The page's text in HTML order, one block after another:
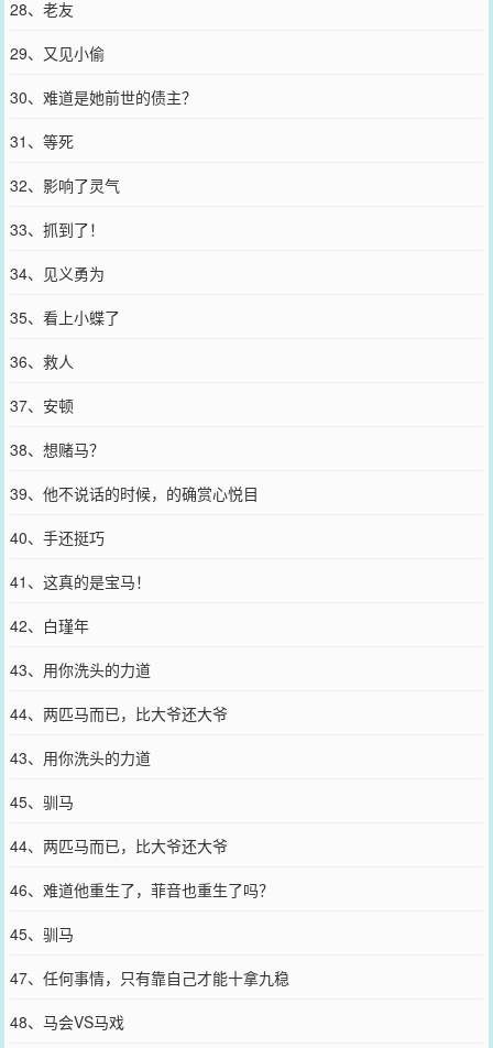
28、老友
29、又见小偷
30、难道是她前世的债主？
31、等死
32、影响了灵气
33、抓到了！
34、见义勇为
35、看上小蝶了
36、救人
37、安顿
38、想赌马？
39、他不说话的时候，的确赏心悦目
40、手还挺巧
41、这真的是宝马！
42、白瑾年
43、用你洗头的力道
44、两匹马而已，比大爷还大爷
43、用你洗头的力道
45、驯马
44、两匹马而已，比大爷还大爷
46、难道他重生了，菲音也重生了吗？
45、驯马
47、任何事情，只有靠自己才能十拿九稳
48、马会VS马戏